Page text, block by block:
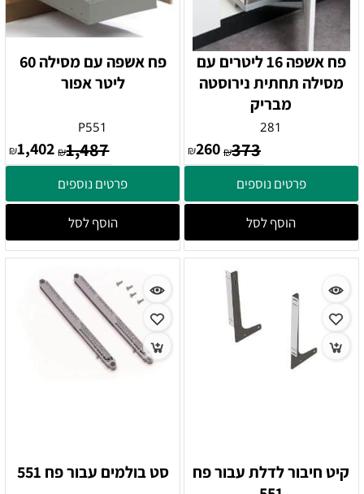
פח אשפה 16 ליטרים עם
מסילה תחתית נירוסטה
מבריק
281
₪373
₪260
פרטים נוספים
הוסף לסל
פח אשפה עם מסילה 60
ליטר אפור
P551
₪1,487
₪1,402
פרטים נוספים
הוסף לסל
קיט חיבור לדלת עבור פח
סט בולמים עבור פח 551